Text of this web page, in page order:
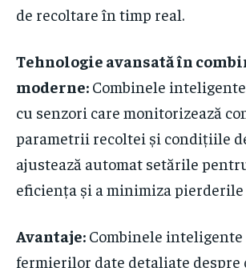
de recoltare în timp real.
Tehnologie avansată în
moderne: Combinele
cu senzori care monitorizează
parametrii recoltei și condițiile
ajustează automat setările
eficiența și a minimiza pierderile
Avantaje: Combinele inteligente
fermierilor date detaliate despre